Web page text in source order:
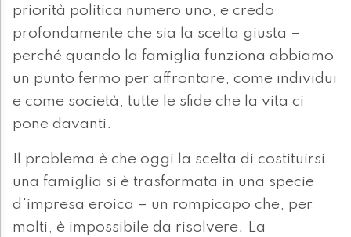
priorità politica numero uno, e credo
profondamente che sia la scelta giusta –
perché quando la famiglia funziona abbiamo
un punto fermo per affrontare, come individui
e come società, tutte le sfide che la vita ci
pone davanti.
Il problema è che oggi la scelta di costituirsi
una famiglia si è trasformata in una specie
d'impresa eroica – un rompicapo che, per
molti, è impossibile da risolvere. La